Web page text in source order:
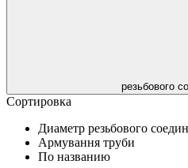
резьбового
Сортировка
Диаметр резьбового
Армування труби
По названию